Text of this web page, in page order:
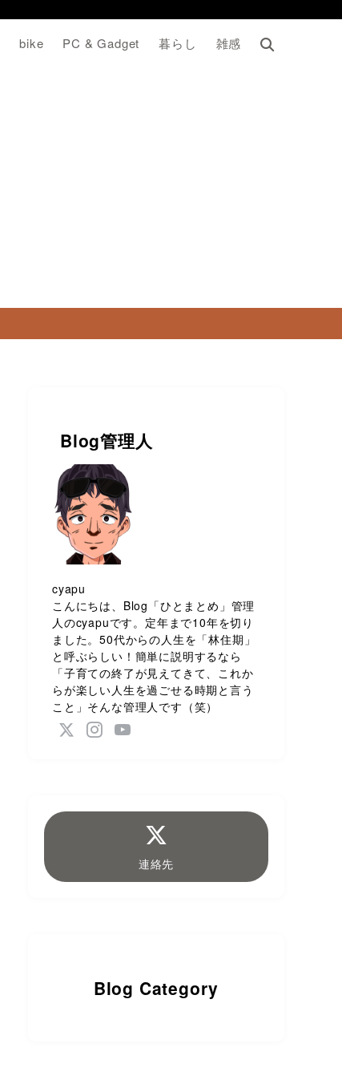
bike PC & Gadget 暮らし 雑感
Blog管理人
cyapu
こんにちは、Blog「ひとまとめ」管理
人のcyapuです。定年まで10年を切り
ました。50代からの人生を「林住期」
と呼ぶらしい！簡単に説明するなら
「子育ての終了が見えてきて、これか
らが楽しい人生を過ごせる時期と言う
こと」そんな管理人です（笑）
連絡先
Blog Category